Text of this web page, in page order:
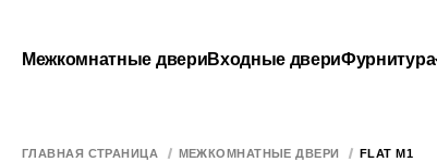
Межкомнатные двериВходные двериФурнитура
ГЛАВНАЯ СТРАНИЦА МЕЖКОМНАТНЫЕ ДВЕРИ FLAT M1